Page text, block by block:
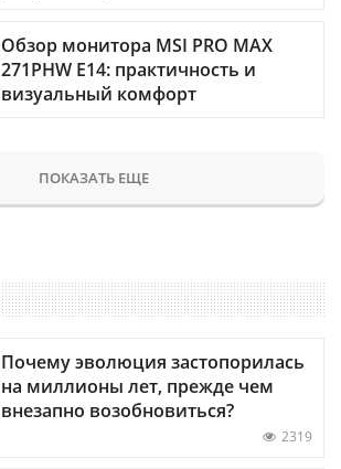
Обзор монитора MSI PRO MAX
271PHW E14: практичность и
визуальный комфорт
ПОКАЗАТЬ ЕЩЕ
Почему эволюция застопорилась
на миллионы лет, прежде чем
внезапно возобновиться?
2319